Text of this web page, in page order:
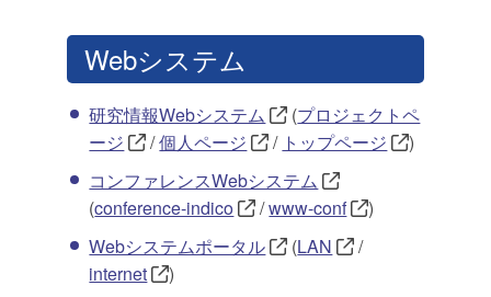
Webシステム
研究情報Webシステム (プロジェクトペ
ージ
/個人ページ / トップページ
)
コンファレンスWebシステム
(conference-indico /www-conf
)
Webシステムポータル
(LAN
/
internet
)